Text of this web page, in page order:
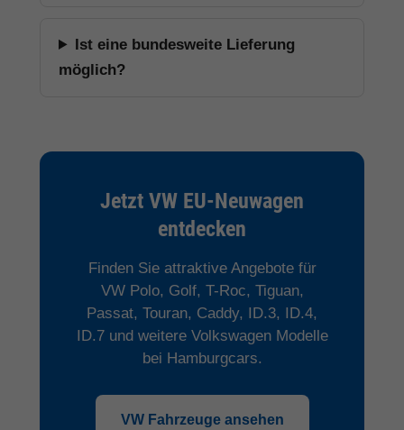
Ist eine bundesweite Lieferung
möglich?
Jetzt VW EU-Neuwagen
entdecken
Finden Sie attraktive Angebote für
VW Polo, Golf, T-Roc, Tiguan,
Passat, Touran, Caddy, ID.3, ID.4,
ID.7 und weitere Volkswagen Modelle
bei Hamburgcars.
VW Fahrzeuge ansehen